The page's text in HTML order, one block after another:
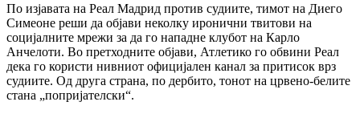
По изјавата на Реал Мадрид против судиите, тимот на Диего
Симеоне реши да објави неколку иронични твитови на
социјалните мрежи за да го нападне клубот на Карло
Анчелоти. Во претходните објави, Атлетико го обвини Реал
дека го користи нивниот официјален канал за притисок врз
судиите. Од друга страна, по дербито, тонот на црвено-белите
стана „попријателски“.